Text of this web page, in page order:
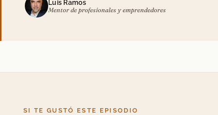
Luis Ramos
Mentor de profesionales y emprendedores
SI TE GUSTÓ ESTE EPISODIO